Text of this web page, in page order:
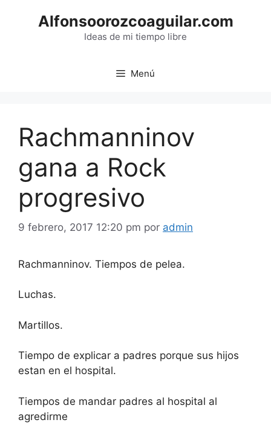
Alfonsoorozcoaguilar.com
Ideas de mi tiempo libre
Menú
Rachmanninov
gana a Rock
progresivo
9 febrero, 2017 12:20 pm por admin
Rachmanninov. Tiempos de pelea.
Luchas.
Martillos.
Tiempo de explicar a padres porque sus hijos
estan en el hospital.
Tiempos de mandar padres al hospital al
agredirme